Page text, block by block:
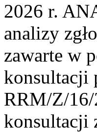
2026 r.
analizy
zawarte w
konsultacji
RRM/Z/16/
konsultacji